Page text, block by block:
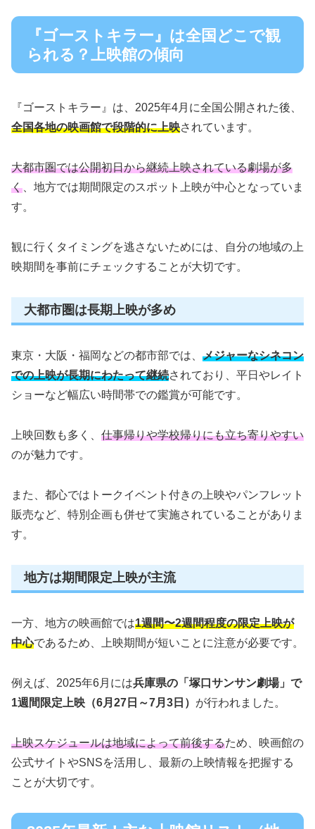
『ゴーストキラー』は全国どこで観
られる？上映館の傾向
『ゴーストキラー』は、2025年4月に全国公開された後、
全国各地の映画館で段階的に上映されています。
大都市圏では公開初日から継続上映されている劇場が多
く 、地方では期間限定のスポット上映が中心となっていま
す。
観に行くタイミングを逃さないためには、自分の地域の上
映期間を事前にチェックすることが大切です。
大都市圏は長期上映が多め
東京・大阪・福岡などの都市部では、 メジャーなシネコン
での上映が長期にわたって継続されており、平日やレイト
ショーなど幅広い時間帯での鑑賞が可能です。
上映回数も多く、 仕事帰りや学校帰りにも立ち寄りやすい
のが魅力です。
また、都心ではトークイベント付きの上映やパンフレット
販売など、特別企画も併せて実施されていることがありま
す。
地方は期間限定上映が主流
一方、地方の映画館では1週間〜2週間程度の限定上映が
中心であるため、上映期間が短いことに注意が必要です。
例えば、2025年6月には兵庫県の「塚口サンサン劇場」で
1週間限定上映（6月27日～7月3日） が行われました。
上映スケジュールは地域によって前後するため、映画館の
公式サイトやSNSを活用し、最新の上映情報を把握する
ことが大切です。